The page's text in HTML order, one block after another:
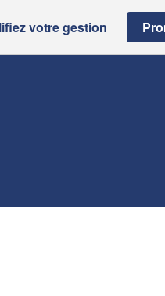
votre gestion